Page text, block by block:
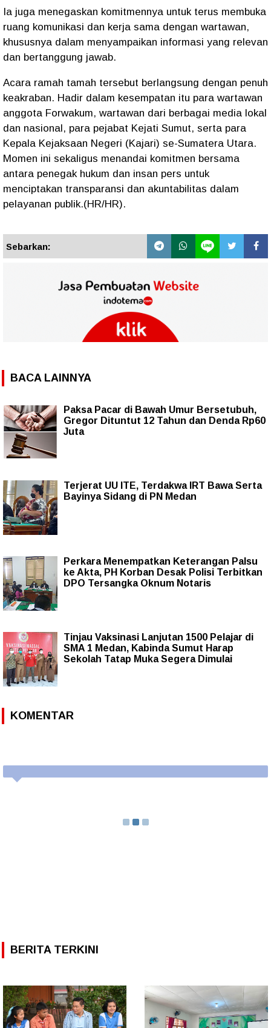
Ia juga menegaskan komitmennya untuk terus membuka
ruang komunikasi dan kerja sama dengan wartawan,
khususnya dalam menyampaikan informasi yang relevan
dan bertanggung jawab.
Acara ramah tamah tersebut berlangsung dengan penuh
keakraban. Hadir dalam kesempatan itu para wartawan
anggota Forwakum, wartawan dari berbagai media lokal
dan nasional, para pejabat Kejati Sumut, serta para
Kepala Kejaksaan Negeri (Kajari) se-Sumatera Utara.
Momen ini sekaligus menandai komitmen bersama
antara penegak hukum dan insan pers untuk
menciptakan transparansi dan akuntabilitas dalam
pelayanan publik.(HR/HR).
Sebarkan:
BACA LAINNYA
Paksa Pacar di Bawah Umur Bersetubuh,
Gregor Dituntut 12 Tahun dan Denda Rp60
Juta
Terjerat UU ITE, Terdakwa IRT Bawa Serta
Bayinya Sidang di PN Medan
Perkara Menempatkan Keterangan Palsu
ke Akta, PH Korban Desak Polisi Terbitkan
DPO Tersangka Oknum Notaris
Tinjau Vaksinasi Lanjutan 1500 Pelajar di
SMA 1 Medan, Kabinda Sumut Harap
Sekolah Tatap Muka Segera Dimulai
KOMENTAR
BERITA TERKINI